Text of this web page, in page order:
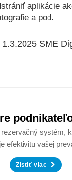
aplikácie
a pod.
SME
rezervačný systém,
efektivitu vašej
Zistiť viac